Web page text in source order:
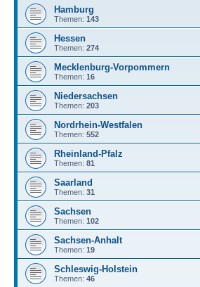
Hamburg
Themen: 143
Hessen
Themen: 274
Mecklenburg-Vorpommern
Themen: 16
Niedersachsen
Themen: 203
Nordrhein-Westfalen
Themen: 552
Rheinland-Pfalz
Themen: 81
Saarland
Themen: 31
Sachsen
Themen: 102
Sachsen-Anhalt
Themen: 19
Schleswig-Holstein
Themen: 46